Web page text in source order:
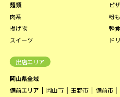
麺類
ピ
肉系
粉
揚げ物
軽
スイーツ
ド
出店エリア
岡山県全域
備前エリア
岡山市 玉野市 備前市